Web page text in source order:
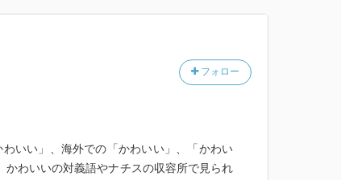
フォロー
いい」、海外での「かわいい」、「かわい
わいいの対義語やナチスの収容所で見られ